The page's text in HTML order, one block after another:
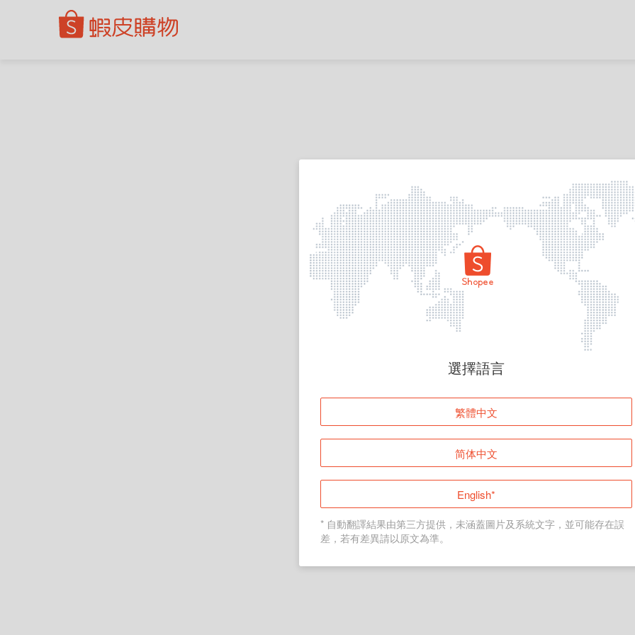
頁面無法顯示
登入
返回首頁
選擇語言
繁體中文
简体中文
English*
* 自動翻譯結果由第三方提供，未涵蓋圖片及系統文字，並可能存在誤
差，若有差異請以原文為準。